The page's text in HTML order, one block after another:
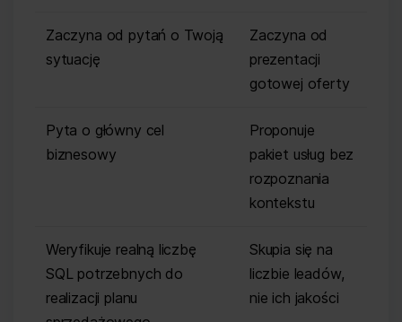
Zaczyna od pytań o Twoją
sytuację
Zaczyna od
prezentacji
gotowej oferty
Pyta o główny cel
biznesowy
Proponuje
pakiet usług bez
rozpoznania
kontekstu
Weryfikuje realną liczbę
SQL potrzebnych do
realizacji planu
Skupia się na
liczbie leadów,
nie ich jakości